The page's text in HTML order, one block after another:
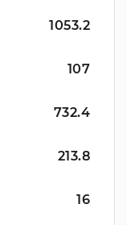
1053.2
107
732.4
213.8
16